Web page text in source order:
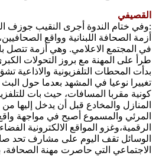
القصيفي
وفي ختام الندوة أجرى النقيب جوزف القصيفي مداخلة جاء فيها:
أزمة الصحافة اللبنانية وواقع
في المجتمع الاعلامي. وهي أزمة تتصل
طرأ على المهنة مع بروز التحولات
بدأت المحطات التلفزيونية والاذاعية
تغييرا نوعيا في المشهد بعدما حول البث
كونية مقربا المسافات، حيث بات
المنازل والمخادع قبل أن يدخل إليها
المرئي والمسموع أصبح في مواجهة
الرقمية،وغزو المواقع الالكترونية
الوسائل تقف اليوم على مشارف تحد
الاجتماعي التي حاصرت مهنة